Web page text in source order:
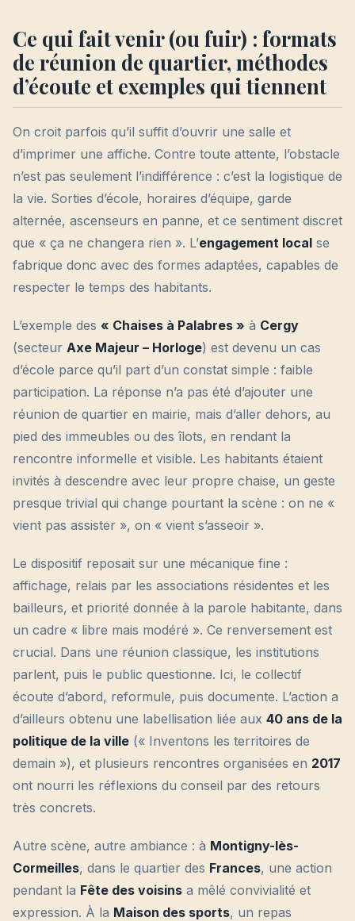
Ce qui fait venir (ou fuir) : formats
de réunion de quartier, méthodes
d’écoute et exemples qui tiennent
On croit parfois qu’il suffit d’ouvrir une salle et
d’imprimer une affiche. Contre toute attente, l’obstacle
n’est pas seulement l’indifférence : c’est la logistique de
la vie. Sorties d’école, horaires d’équipe, garde
alternée, ascenseurs en panne, et ce sentiment discret
que « ça ne changera rien ». L’engagement local se
fabrique donc avec des formes adaptées, capables de
respecter le temps des habitants.
L’exemple des « Chaises à Palabres » à Cergy
(secteur Axe Majeur – Horloge) est devenu un cas
d’école parce qu’il part d’un constat simple : faible
participation. La réponse n’a pas été d’ajouter une
réunion de quartier en mairie, mais d’aller dehors, au
pied des immeubles ou des îlots, en rendant la
rencontre informelle et visible. Les habitants étaient
invités à descendre avec leur propre chaise, un geste
presque trivial qui change pourtant la scène : on ne «
vient pas assister », on « vient s’asseoir ».
Le dispositif reposait sur une mécanique fine :
affichage, relais par les associations résidentes et les
bailleurs, et priorité donnée à la parole habitante, dans
un cadre « libre mais modéré ». Ce renversement est
crucial. Dans une réunion classique, les institutions
parlent, puis le public questionne. Ici, le collectif
écoute d’abord, reformule, puis documente. L’action a
d’ailleurs obtenu une labellisation liée aux 40 ans de la
politique de la ville (« Inventons les territoires de
demain »), et plusieurs rencontres organisées en 2017
ont nourri les réflexions du conseil par des retours
très concrets.
Autre scène, autre ambiance : à Montigny-lès-
Cormeilles, dans le quartier des Frances, une action
pendant la Fête des voisins a mêlé convivialité et
expression. À la Maison des sports, un repas